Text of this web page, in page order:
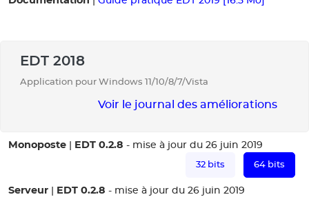
EDT 2018
Application pour Windows 11/10/8/7/Vista
Voir le journal des améliorations
Monoposte EDT 0.2.8 - mise à jour du 26 juin 2019
32 bits 64 bits
Serveur EDT 0.2.8 - mise à jour du 26 juin 2019